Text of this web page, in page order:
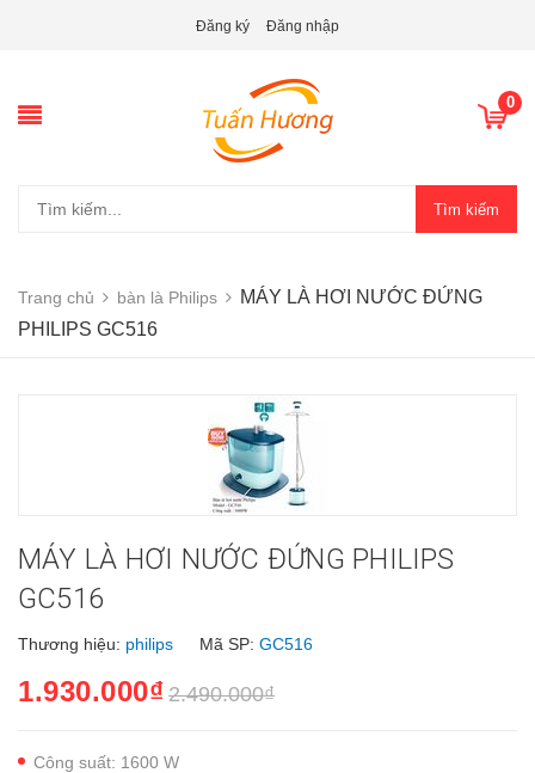
Đăng ký Đăng nhập
0
Tìm kiếm
Trang chủ bàn là Philips
MÁY LÀ HƠI NƯỚC ĐỨNG
PHILIPS GC516
MÁY LÀ HƠI NƯỚC ĐỨNG PHILIPS
GC516
Thương hiệu: philips Mã SP: GC516
1.930.000₫ 2.490.000₫
Công suất: 1600 W